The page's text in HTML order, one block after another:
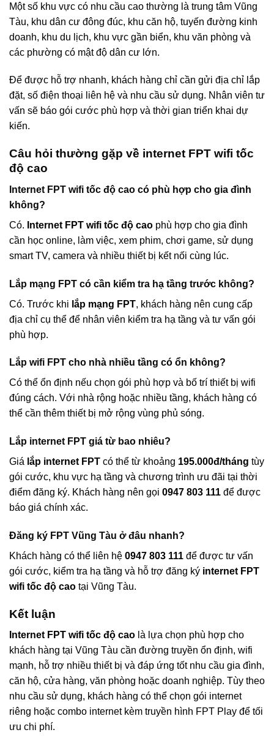
Một số khu vực có nhu cầu cao thường là trung tâm Vũng
Tàu, khu dân cư đông đúc, khu căn hộ, tuyến đường kinh
doanh, khu du lịch, khu vực gần biển, khu văn phòng và
các phường có mật độ dân cư lớn.
Để được hỗ trợ nhanh, khách hàng chỉ cần gửi địa chỉ lắp
đặt, số điện thoại liên hệ và nhu cầu sử dụng. Nhân viên tư
vấn sẽ báo gói cước phù hợp và thời gian triển khai dự
kiến.
Câu hỏi thường gặp về internet FPT wifi tốc
độ cao
Internet FPT wifi tốc độ cao có phù hợp cho gia đình
không?
Có. Internet FPT wifi tốc độ cao phù hợp cho gia đình
cần học online, làm việc, xem phim, chơi game, sử dụng
smart TV, camera và nhiều thiết bị kết nối cùng lúc.
Lắp mạng FPT có cần kiểm tra hạ tầng trước không?
Có. Trước khi lắp mạng FPT, khách hàng nên cung cấp
địa chỉ cụ thể để nhân viên kiểm tra hạ tầng và tư vấn gói
phù hợp.
Lắp wifi FPT cho nhà nhiều tầng có ổn không?
Có thể ổn định nếu chọn gói phù hợp và bố trí thiết bị wifi
đúng cách. Với nhà rộng hoặc nhiều tầng, khách hàng có
thể cần thêm thiết bị mở rộng vùng phủ sóng.
Lắp internet FPT giá từ bao nhiêu?
Giá lắp internet FPT có thể từ khoảng 195.000đ/tháng tùy
gói cước, khu vực hạ tầng và chương trình ưu đãi tại thời
điểm đăng ký. Khách hàng nên gọi 0947 803 111 để được
báo giá chính xác.
Đăng ký FPT Vũng Tàu ở đâu nhanh?
Khách hàng có thể liên hệ 0947 803 111 để được tư vấn
gói cước, kiểm tra hạ tầng và hỗ trợ đăng ký internet FPT
wifi tốc độ cao tại Vũng Tàu.
Kết luận
Internet FPT wifi tốc độ cao là lựa chọn phù hợp cho
khách hàng tại Vũng Tàu cần đường truyền ổn định, wifi
mạnh, hỗ trợ nhiều thiết bị và đáp ứng tốt nhu cầu gia đình,
căn hộ, cửa hàng, văn phòng hoặc doanh nghiệp. Tùy theo
nhu cầu sử dụng, khách hàng có thể chọn gói internet
riêng hoặc combo internet kèm truyền hình FPT Play để tối
ưu chi phí.